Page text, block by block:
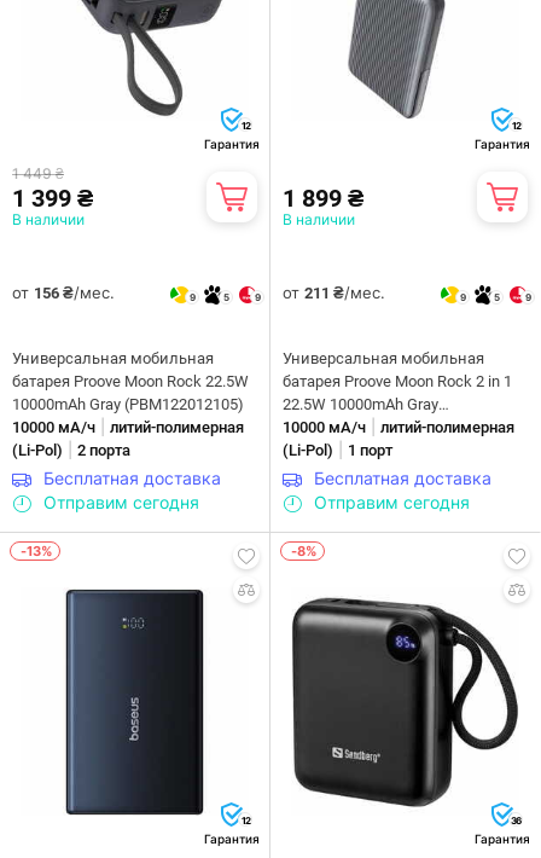
12
Гарантия
1 449 ₴
1 399 ₴
В наличии
от 156 ₴/мес. 9 5 9
Универсальная мобильная
батарея Proove Moon Rock 22.5W
10000mAh Gray (PBM122012105)
10000 мА/ч
литий-полимерная
(Li-Pol)
2 порта
Бесплатная доставка
Отправим сегодня
12
Гарантия
1 899 ₴
В наличии
от 211 ₴/мес. 9 5 9
Универсальная мобильная
батарея Proove Moon Rock 2 in 1
22.5W 10000mAh Gray
(PBR122012105)
10000 мА/ч
литий-полимерная
(Li-Pol)
1 порт
Бесплатная доставка
Отправим сегодня
-13%
12
Гарантия
-8%
36
Гарантия